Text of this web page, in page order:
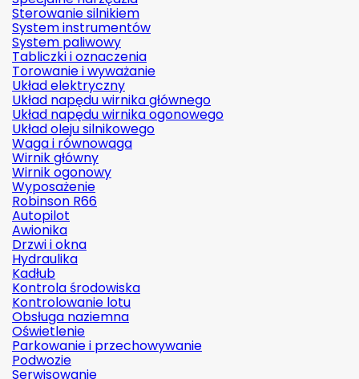
Sterowanie silnikiem
System instrumentów
System paliwowy
Tabliczki i oznaczenia
Torowanie i wyważanie
Układ elektryczny
Układ napędu wirnika głównego
Układ napędu wirnika ogonowego
Układ oleju silnikowego
Waga i równowaga
Wirnik główny
Wirnik ogonowy
Wyposażenie
Robinson R66
Autopilot
Awionika
Drzwi i okna
Hydraulika
Kadłub
Kontrola środowiska
Kontrolowanie lotu
Obsługa naziemna
Oświetlenie
Parkowanie i przechowywanie
Podwozie
Serwisowanie